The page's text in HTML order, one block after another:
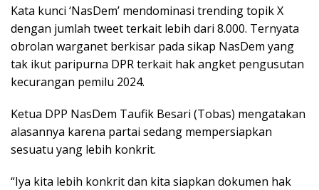
Kata kunci ‘NasDem’ mendominasi trending topik X
dengan jumlah tweet terkait lebih dari 8.000. Ternyata
obrolan warganet berkisar pada sikap NasDem yang
tak ikut paripurna DPR terkait hak angket pengusutan
kecurangan pemilu 2024.
Ketua DPP NasDem Taufik Besari (Tobas) mengatakan
alasannya karena partai sedang mempersiapkan
sesuatu yang lebih konkrit.
“Iya kita lebih konkrit dan kita siapkan dokumen hak